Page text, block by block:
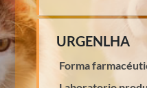
URGENLHA
Forma